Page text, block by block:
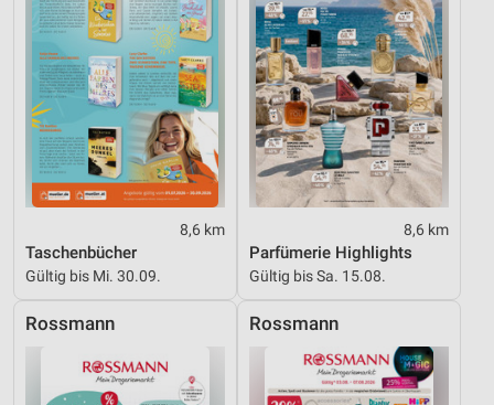
8,6 km
Taschenbücher
Gültig bis Mi. 30.09.
8,6 km
Parfümerie Highlights
Gültig bis Sa. 15.08.
Rossmann Rossmann